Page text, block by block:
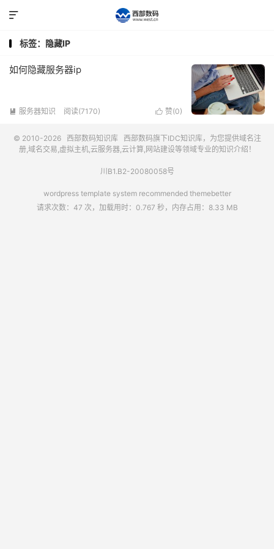

标签：隐藏IP
如何隐藏服务器ip
 服务器知识 阅读(7170)  赞(0)
© 2010-2026 西部数码知识库 西部数码旗下IDC知识库，为您提供域名注
册,域名交易,虚拟主机,云服务器,云计算,网站建设等领域专业的知识介绍！
川B1.B2-20080058号
wordpress template system recommended themebetter
请求次数：47 次，加载用时：0.767 秒，内存占用：8.33 MB